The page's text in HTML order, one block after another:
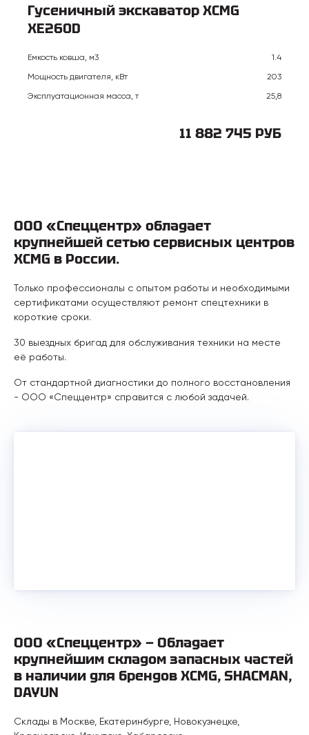
Гусеничный экскаватор XCMG
XE260D
Емкость ковша, м3
1.4
Мощность двигателя, кВт
203
Эксплуатационная масса, т
25,8
11 882 745 РУБ
ООО «Спеццентр» обладает
крупнейшей сетью сервисных центров
XCMG в России.
Только профессионалы с опытом работы и необходимыми
сертификатами осуществляют ремонт спецтехники в
короткие сроки.
30 выездных бригад для обслуживания техники на месте
её работы.
От стандартной диагностики до полного восстановления
- ООО «Спеццентр» справится с любой задачей.
ООО «Спеццентр» — Обладает
крупнейшим складом запасных частей
в наличии для брендов XCMG, SHACMAN,
DAYUN
Склады в Москве, Екатеринбурге, Новокузнецке,